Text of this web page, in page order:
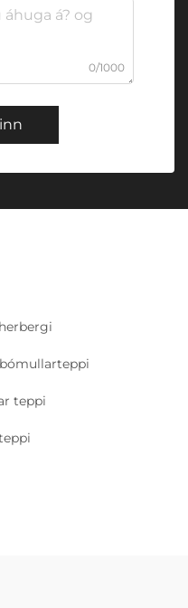
0/1000
bómullarteppi
teppi